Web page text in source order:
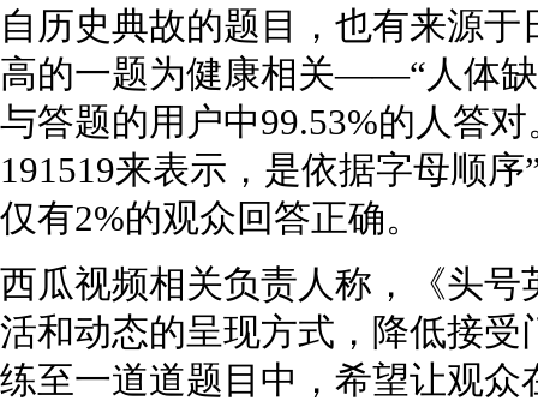
自历史典故的题目，也有来源
高的一题为健康相关——“人体
与答题的用户中99.53%的人答
191519来表示，是依据字母顺
仅有2%的观众回答正确。
西瓜视频相关负责人称，《头
活和动态的呈现方式，降低接
练至一道道题目中，希望让观